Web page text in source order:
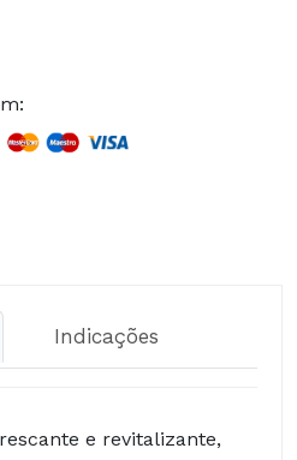
Indicações
e revitalizante,